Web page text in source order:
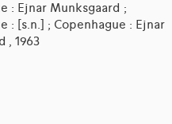
: Ejnar Munksgaard ;
: [s.n.] ; Copenhague : Ejnar
, 1963